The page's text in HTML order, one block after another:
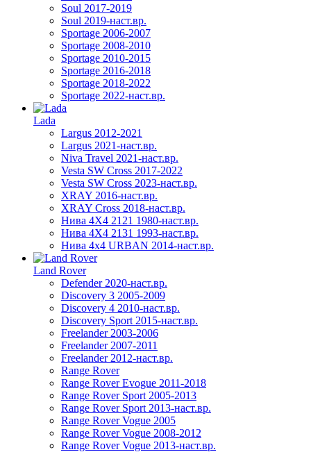
Soul 2017-2019
Soul 2019-наст.вр.
Sportage 2006-2007
Sportage 2008-2010
Sportage 2010-2015
Sportage 2016-2018
Sportage 2018-2022
Sportage 2022-наст.вр.
Lada
Largus 2012-2021
Largus 2021-наст.вр.
Niva Travel 2021-наст.вр.
Vesta SW Cross 2017-2022
Vesta SW Cross 2023-наст.вр.
XRAY 2016-наст.вр.
XRAY Cross 2018-наст.вр.
Нива 4X4 2121 1980-наст.вр.
Нива 4X4 2131 1993-наст.вр.
Нива 4х4 URBAN 2014-наст.вр.
Land Rover
Defender 2020-наст.вр.
Discovery 3 2005-2009
Discovery 4 2010-наст.вр.
Discovery Sport 2015-наст.вр.
Freelander 2003-2006
Freelander 2007-2011
Freelander 2012-наст.вр.
Range Rover
Range Rover Evogue 2011-2018
Range Rover Sport 2005-2013
Range Rover Sport 2013-наст.вр.
Range Rover Vogue 2005
Range Rover Vogue 2008-2012
Range Rover Vogue 2013-наст.вр.